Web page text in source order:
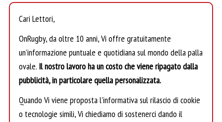
Cari Lettori,
OnRugby, da oltre 10 anni, Vi offre gratuitamente
un’informazione puntuale e quotidiana sul mondo della palla
ovale. Il nostro lavoro ha un costo che viene ripagato dalla
pubblicità, in particolare quella personalizzata.
Quando Vi viene proposta l’informativa sul rilascio di cookie
o tecnologie simili, Vi chiediamo di sostenerci dando il